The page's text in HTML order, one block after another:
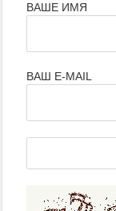
ВАШЕ ИМЯ
ВАШ E-MAIL